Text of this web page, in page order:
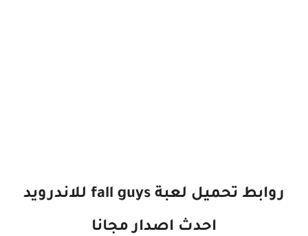
روابط تحميل لعبة fall guys للاندرويد
احدث اصدار مجانا